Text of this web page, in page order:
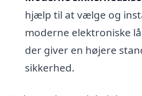
hjælp til at vælge og
moderne elektroniske
der giver en højere
sikkerhed.